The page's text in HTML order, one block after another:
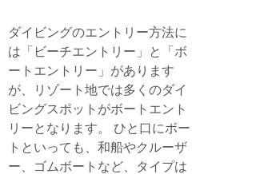
ダイビングのエントリー方法に
は「ビーチエントリー」と「ボ
ートエントリー」があります
が、リゾート地では多くのダイ
ビングスポットがボートエント
リーとなります。 ひと口にボー
トといっても、和船やクルーザ
ー、ゴムボートなど、タイプは